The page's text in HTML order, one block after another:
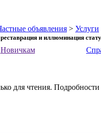
объявления > Услуги
и иллюминация
Новичкам
для чтения.